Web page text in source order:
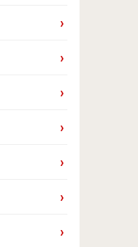
›
›
›
›
›
›
›